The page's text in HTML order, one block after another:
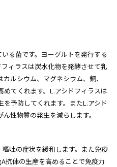
る菌です。ヨーグルトを発行する
ィラスは炭水化物を発酵させて乳
ルシウム、マグネシウム、銅、
てくれます。L.アシドフィラスは
予防してくれます。またL.アシド
性物質の発生を減らします。
吐の症状を緩和します。また免疫
抗体の生産を高めることで免疫力